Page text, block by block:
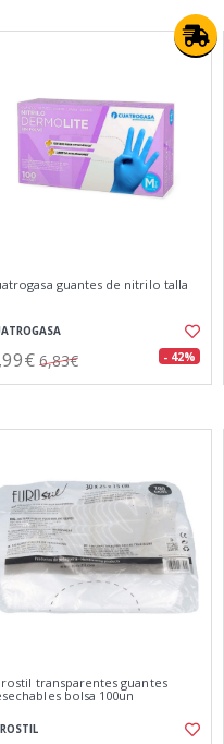
guantes de nitrilo talla
6,83€ - 42%
transparentes guantes
bolsa 100un